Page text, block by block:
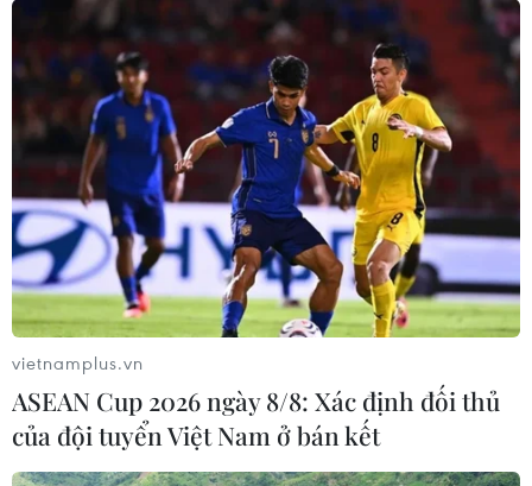
vietnamplus.vn
ASEAN Cup 2026 ngày 8/8: Xác định đối thủ
của đội tuyển Việt Nam ở bán kết